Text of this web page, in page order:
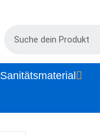
Sanitätsmaterial